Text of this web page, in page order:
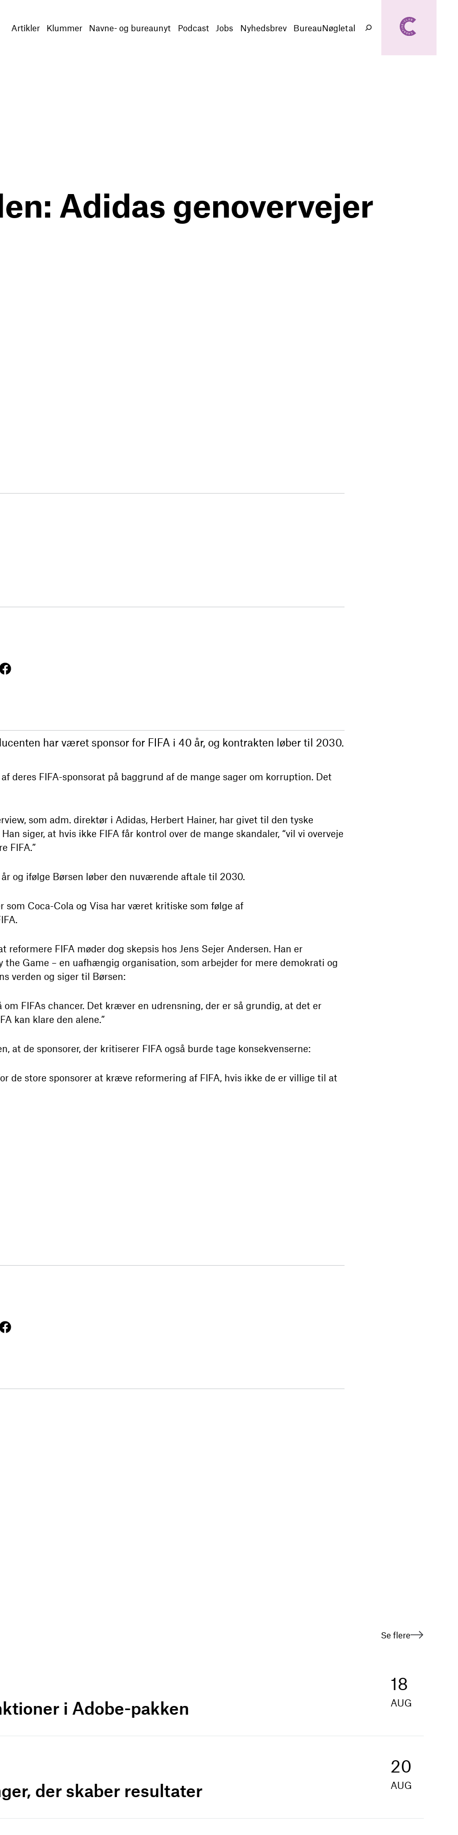
Artikler Klummer Navne- og bureaunyt Podcast Jobs Nyhedsbrev BureauNøgletal
Søg
Adidas genovervejer
har været sponsor for FIFA i 40 år, og kontrakten løber til 2030.
deres FIFA-sponsorat på baggrund af de mange sager om korruption. Det
som adm. direktør i Adidas, Herbert Hainer, har givet til den tyske
siger, at hvis ikke FIFA får kontrol over de mange skandaler, “vil vi overveje
FIFA.”
og ifølge Børsen løber den nuværende aftale til 2030.
som Coca-Cola og Visa har været kritiske som følge af
reformere FIFA møder dog skepsis hos Jens Sejer Andersen. Han er
the Game – en uafhængig organisation, som arbejder for mere demokrati og
verden og siger til Børsen:
FIFAs chancer. Det kræver en udrensning, der er så grundig, at det er
kan klare den alene.”
at de sponsorer, der kritiserer FIFA også burde tage konsekvenserne:
de store sponsorer at kræve reformering af FIFA, hvis ikke de er villige til at
Se flere
i Adobe-pakken
18
AUG
der skaber resultater
20
AUG